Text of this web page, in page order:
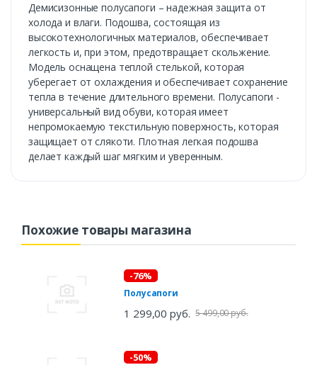
Демисизонные полусапоги – надежная защита от
холода и влаги. Подошва, состоящая из
высокотехнологичных материалов, обеспечивает
легкость и, при этом, предотвращает скольжение.
Модель оснащена теплой стелькой, которая
уберегает от охлаждения и обеспечивает сохранение
тепла в течение длительного времени. Полусапоги -
универсальный вид обуви, которая имеет
непромокаемую текстильную поверхность, которая
защищает от слякоти. Плотная легкая подошва
делает каждый шаг мягким и уверенным.
Похожие товары магазина
-76%
Полусапоги
1 299,00 руб. 5 499,00 руб.
-50%